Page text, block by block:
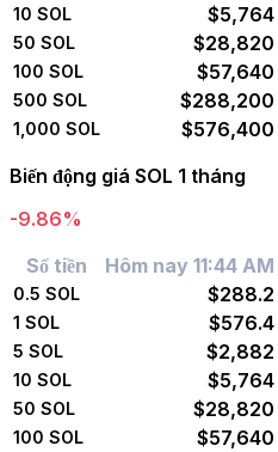
10 SOL $5,764
50 SOL $28,820
100 SOL $57,640
500 SOL $288,200
1,000 SOL $576,400
Biến động giá SOL 1 tháng
-9.86%
Số tiền
Hôm nay 11:44 AM
0.5 SOL $288.2
1 SOL $576.4
5 SOL $2,882
10 SOL $5,764
50 SOL $28,820
100 SOL $57,640